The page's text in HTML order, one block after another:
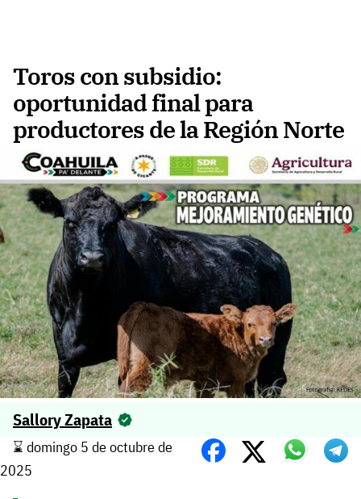
Toros con subsidio:
oportunidad final para
productores de la Región Norte
Sallory Zapata
⌛️ domingo 5 de octubre de
2025